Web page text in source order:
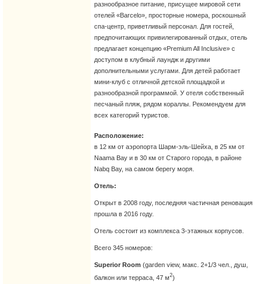
разнообразное питание, присущее мировой сети
отелей «Barcelo», просторные номера, роскошный
спа-центр, приветливый персонал. Для гостей,
предпочитающих привилегированный отдых, отель
предлагает концепцию «Premium All Inclusive» с
доступом в клубный лаундж и другими
дополнительными услугами. Для детей работает
мини-клуб с отличной детской площадкой и
разнообразной программой. У отеля собственный
песчаный пляж, рядом кораллы. Рекомендуем для
всех категорий туристов.
Расположение:
в 12 км от аэропорта Шарм-эль-Шейха, в 25 км от
Naama Bay и в 30 км от Старого города, в районе
Nabq Bay, на самом берегу моря.
Отель:
Открыт в 2008 году, последняя частичная реновация
прошла в 2016 году.
Отель состоит из комплекса 3-этажных корпусов.
Всего 345 номеров:
Superior Room (garden view, макс. 2+1/3 чел., душ,
балкон или терраса, 47 м2)